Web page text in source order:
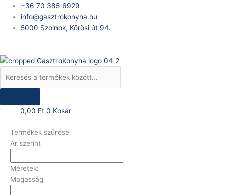
content
+36 70 386 6929
info@gasztrokonyha.hu
5000 Szolnok, Kőrösi út 94.
Products
search
0,00 Ft 0 Kosár
Termékek szűrése
Ár szerint
Méretek:
Magasság